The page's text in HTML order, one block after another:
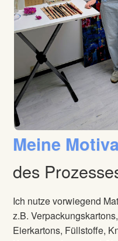
Meine
des
Ich nutze vorwiegend
z.B.
Eierkartons, Füllstoffe,